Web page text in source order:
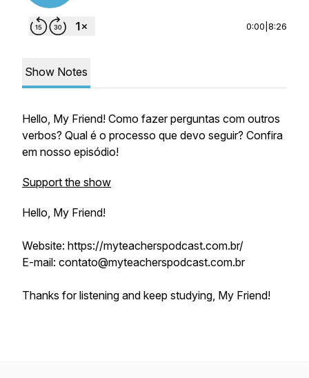
0:00 8:26
Show Notes
Hello, My Friend! Como fazer perguntas com outros
verbos? Qual é o processo que devo seguir? Confira
em nosso episódio!
Support the show
Hello, My Friend!
Website: https://myteacherspodcast.com.br/
E-mail: contato@myteacherspodcast.com.br
Thanks for listening and keep studying, My Friend!